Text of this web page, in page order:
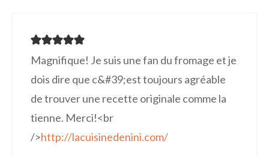
Magnifique! Je suis une fan du fromage et je
dois dire que c&#39;est toujours agréable
de trouver une recette originale comme la
tienne. Merci!<br
/>http://lacuisinedenini.com/